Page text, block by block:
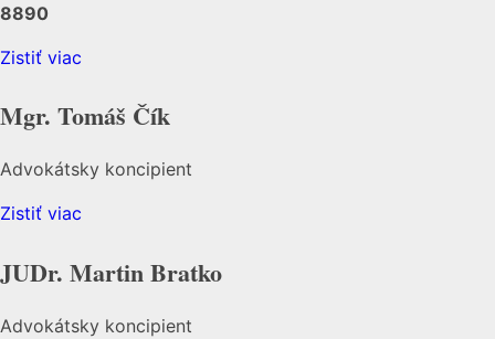
8890
Zistiť viac
Mgr. Tomáš Čík
Advokátsky koncipient
Zistiť viac
JUDr. Martin Bratko
Advokátsky koncipient